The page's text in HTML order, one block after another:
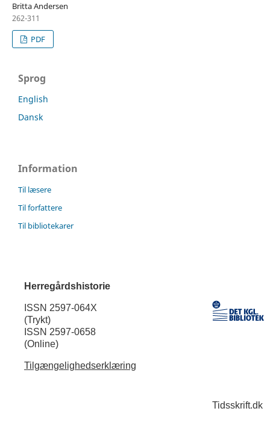
Britta Andersen
262-311
PDF
Sprog
English
Dansk
Information
Til læsere
Til forfattere
Til bibliotekarer
Herregårdshistorie
ISSN 2597-064X
(Trykt)
ISSN 2597-0658
(Online)
Tilgængelighedserklæring